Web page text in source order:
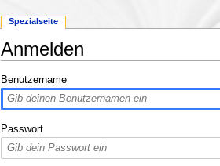
Anmelden
Benutzername
Passwort
Spezialseite